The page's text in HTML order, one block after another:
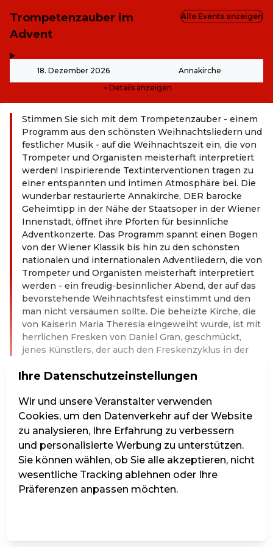
Trompetenzauber im
Advent
18. Dezember 2026 Annakirche
Details anzeigen
Alle Events anzeigen
Stimmen Sie sich mit dem Trompetenzauber - einem
Programm aus den schönsten Weihnachtsliedern und
festlicher Musik - auf die Weihnachtszeit ein, die von
Trompeter und Organisten meisterhaft interpretiert
werden! Inspirierende Textinterventionen tragen zu
einer entspannten und intimen Atmosphäre bei. Die
wunderbar restaurierte Annakirche, DER barocke
Geheimtipp in der Nähe der Staatsoper in der Wiener
Innenstadt, öffnet ihre Pforten für besinnliche
Adventkonzerte. Das Programm spannt einen Bogen
von der Wiener Klassik bis hin zu den schönsten
nationalen und internationalen Adventliedern, die von
Trompeter und Organisten meisterhaft interpretiert
werden - ein freudig-besinnlicher Abend, der auf das
bevorstehende Weihnachtsfest einstimmt und den
man nicht versäumen sollte. Die beheizte Kirche, die
von Kaiserin Maria Theresia eingeweiht wurde, ist mit
herrlichen Fresken von Daniel Gran, geschmückt,
jenes Künstlers, der auch den Freskenzyklus in der
Der Trompetenzauber in der Annakirche lädt zu
man sich dem Trubel und der Hektik der
Vorweihnachtszeit entziehen kann, um sich wieder
auf das Wesentliche zu besinnen.
Weiterlesen
Kat. 1 - Vollpreis
Ihre Datenschutzeinstellungen
Wir und unsere Veranstalter verwenden
Cookies, um den Datenverkehr auf der Website
zu analysieren, Ihre Erfahrung zu verbessern
und personalisierte Werbung zu unterstützen.
Sie können wählen, ob Sie alle akzeptieren, nicht
wesentliche Tracking ablehnen oder Ihre
Präferenzen anpassen möchten.